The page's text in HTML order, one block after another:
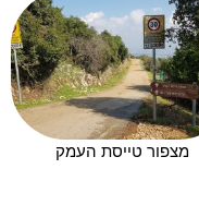
מצפור טייסת העמק